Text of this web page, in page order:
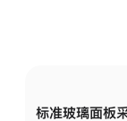
标准玻璃面板